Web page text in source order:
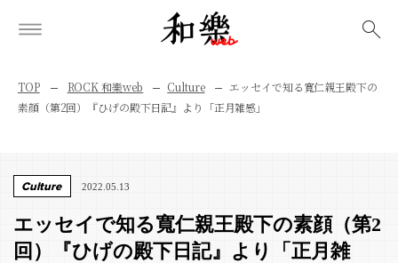
TOP ROCK 和樂web Culture
エッセイで知る寬仁親王殿下の
素顔（第2回）『ひげの殿下日記』より「正月雑感」
Culture 2022.05.13
エッセイで知る寬仁親王殿下の素顔（第2
回）『ひげの殿下日記』より「正月雑